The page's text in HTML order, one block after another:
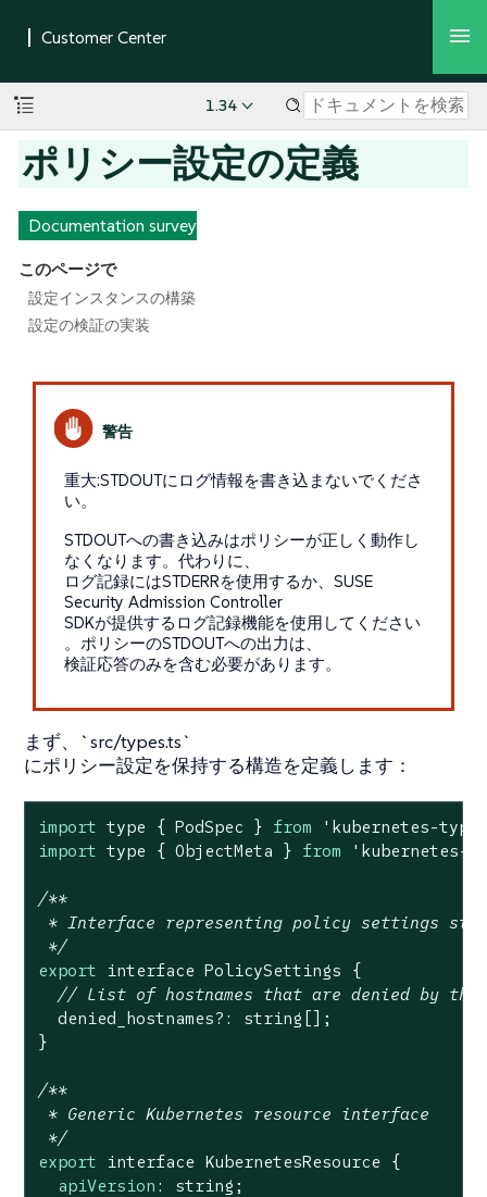
1.34
ポリシー設定の定義
Documentation survey
このページで
設定インスタンスの構築
設定の検証の実装
重大:STDOUTにログ情報を書き込まないでくださ
い。
STDOUTへの書き込みはポリシーが正しく動作し
なくなります。代わりに、
ログ記録にはSTDERRを使用するか、SUSE
Security Admission Controller
SDKが提供するログ記録機能を使用してください
。ポリシーのSTDOUTへの出力は、
検証応答のみを含む必要があります。
まず、`src/types.ts`
にポリシー設定を保持する構造を定義します：
import type { PodSpec } from
'kubernetes-
import type { ObjectMeta } from 'kubernetes-
/**
* Interface representing policy settings
*/
export interface PolicySettings {
// List of hostnames that are denied by
  denied_hostnames?: string[];
}
/**
* Generic Kubernetes resource interface
*/
export interface KubernetesResource {
apiVersion : string;